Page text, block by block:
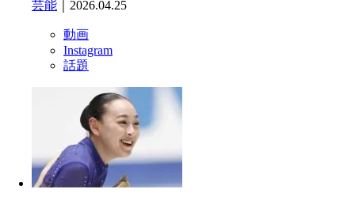
芸能 ｜2026.04.25
動画
Instagram
話題